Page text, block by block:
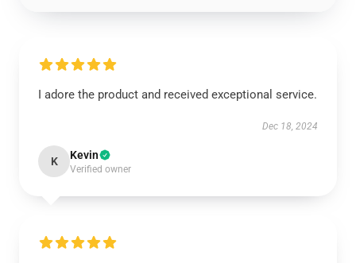
I adore the product and received exceptional service.
Dec 18, 2024
K Kevin
Verified owner